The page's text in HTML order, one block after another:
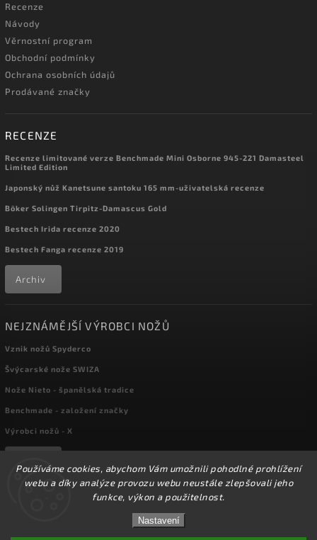
Používáme cookies, abychom Vám umožnili pohodlné prohlížení
webu a díky analýze provozu webu neustále zlepšovali jeho
funkce, výkon a použitelnost.
Nastavení
☀️Ve dnech 3-14.8 2026 máme zavřeno z důvodu
DOVOLENÉ. Eshop zůstává v provozu, objednávky
budeme zpracovávat v pondělí 17.8.2026. Děkujeme za
pochopení.☀️
Recenze
Návody
Věrnostní program
Obchodní podmínky
Ochrana osobních údajů
Prodávané značky
RECENZE
Recenze limitované verze Benchmade Mini Osborne 945-221 Damasteel
Limited Edition
Japonský nůž Kanetsune santoku 165 mm-uživatelská recenze
Böker Solingen Tirpitz-Damascus Gold
Bestech Irida recenze 2020
Bestech Fanga recenze 2019
Archiv
NEJZNÁMĚJŠÍ VÝROBCI NOŽŮ
Vznik nožů Spyderco
Švýcarské nože SWIZA
Nože Nieto - španělská tradice
Benchmade - založení značky
Výrobci nožů - X
kapesni-noze.cz
Upravit nastavení cookies